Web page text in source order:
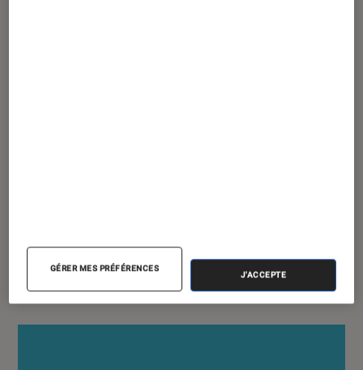
image pour le prochain smartphone de
la marque
GÉRER MES PRÉFÉRENCES
J'ACCEPTE